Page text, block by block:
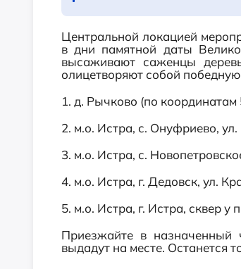
Центральной локацией
в дни памятной даты
высаживают саженцы
олицетворяют собой
1. д. Рычково (по
2. м.о. Истра, с. Онуфриево,
3. м.о. Истра, с.
4. м.о. Истра, г. Дедовск, ул.
5. м.о. Истра, г. Истра, сквер у
Приезжайте в назначенный
выдадут на месте. Останется